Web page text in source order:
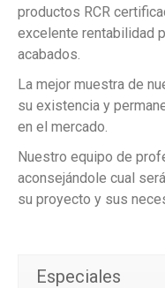
productos RCR
excelente rentabilidad
acabados.
La mejor muestra de
su existencia y
en el mercado.
Nuestro equipo de
aconsejándole cual
su proyecto y sus
Especiales